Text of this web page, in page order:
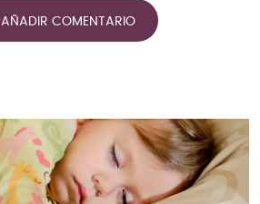
AÑADIR COMENTARIO